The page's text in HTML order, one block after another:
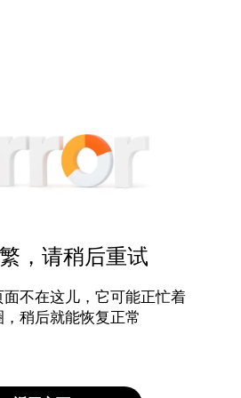
，请稍后重试
不在这儿，它可能正忙着
，稍后就能恢复正常